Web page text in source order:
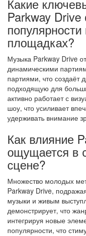
Какие
Parkway Drive
площадках?
Музыка Parkway Drive
динамическими
партиями, что создаёт
подходящую для
активно работает с
шоу, что усиливает
удерживать внимание
Как влияние
ощущается в
сцене?
Множество молодых
Parkway Drive,
музыки и живым
демонстрирует, что
интегрируя новые
популярности, что